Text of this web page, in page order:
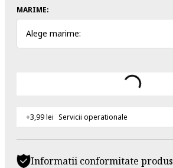
MARIME:
Alege marime:
+3,99 lei Servicii operationale
Informatii conformitate produs